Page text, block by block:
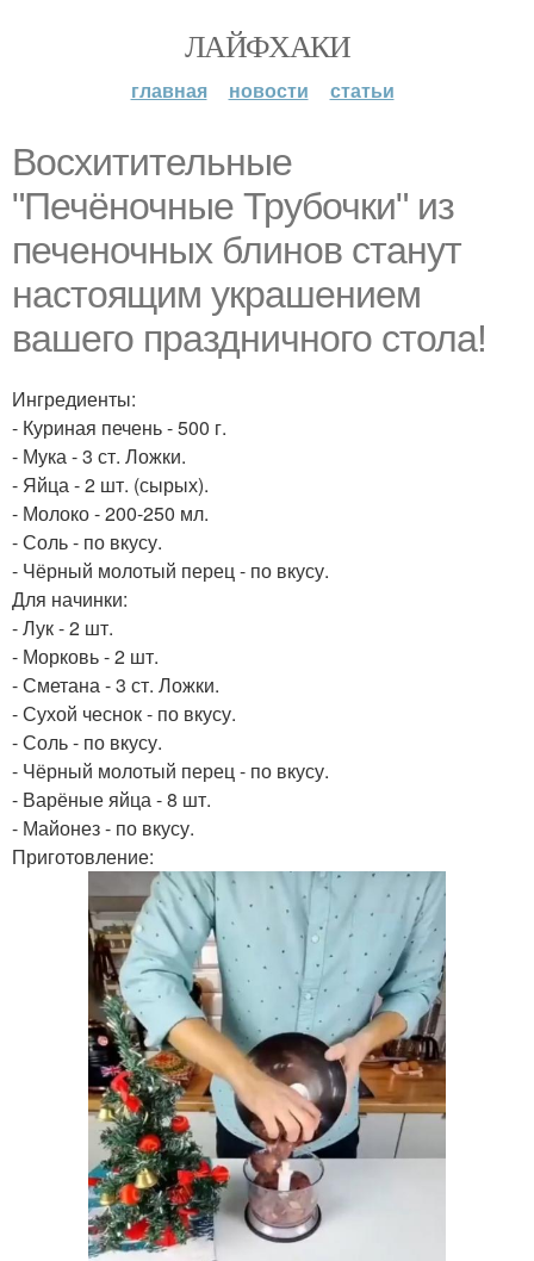
ЛАЙФХАКИ
главная новости статьи
Восхитительные
"Печёночные Трубочки" из
печеночных блинов станут
настоящим украшением
вашего праздничного стола!
Ингредиенты:
- Куриная печень - 500 г.
- Мука - 3 ст. Ложки.
- Яйца - 2 шт. (сырых).
- Молоко - 200-250 мл.
- Соль - по вкусу.
- Чёрный молотый перец - по вкусу.
Для начинки:
- Лук - 2 шт.
- Морковь - 2 шт.
- Сметана - 3 ст. Ложки.
- Сухой чеснок - по вкусу.
- Соль - по вкусу.
- Чёрный молотый перец - по вкусу.
- Варёные яйца - 8 шт.
- Майонез - по вкусу.
Приготовление: